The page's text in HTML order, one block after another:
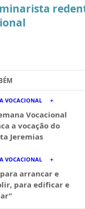
VOCACIONAL
Vocacional
a vocação do
Jeremias
VOCACIONAL
arrancar e
para edificar e